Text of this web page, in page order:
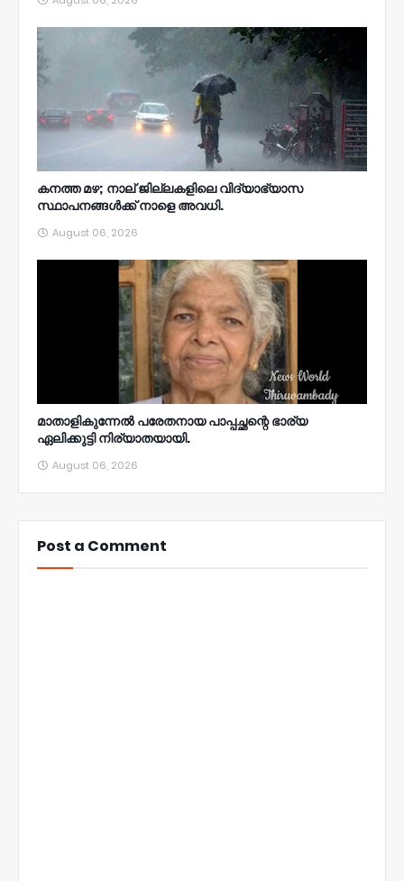
കനത്ത മഴ; നാല്‌ ജില്ലകളിലെ വിദ്യാഭ്യാസ
സ്ഥാപനങ്ങൾക്ക് നാളെ അവധി.
August 06, 2026
മാതാളികുന്നേൽ പരേതനായ പാപ്പച്ഛന്റെ ഭാര്യ
ഏലിക്കുട്ടി നിര്യാതയായി.
August 06, 2026
Post a Comment